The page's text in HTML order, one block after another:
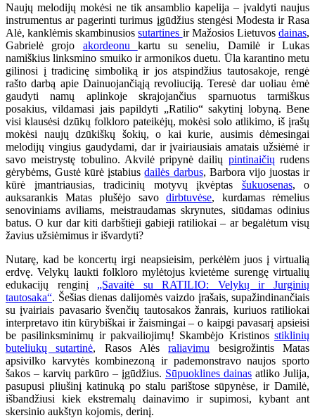
Naujų melodijų mokėsi ne tik ansamblio kapelija – įvaldyti naujus
instrumentus ar pagerinti turimus įgūdžius stengėsi Modesta ir Rasa
Alė, kanklėmis skambinusiossutartines ir Mažosios Lietuvosdainas,
Gabrielė grojo akordeonu kartu su seneliu, Damilė ir Lukas
namiškius linksmino smuiko ir armonikos duetu. Ūla karantino metu
gilinosi į tradicinę simboliką ir jos atspindžius tautosakoje, rengė
rašto darbą apie Dainuojančiąją revoliuciją. Teresė dar uoliau ėmė
gaudyti namų aplinkoje skrajojančius sparnuotus tarmiškus
posakius, vildamasi jais papildyti „Ratilio“ sakytinį lobyną. Bene
visi klausėsi dzūkų folkloro pateikėjų, mokėsi solo atlikimo, iš įrašų
mokėsi naujų dzūkiškų šokių, o kai kurie, ausimis dėmesingai
melodijų vingius gaudydami, dar ir įvairiausiais amatais užsiėmė ir
savo meistrystę tobulino. Akvilė pripynė dailių pintinaičių rudens
gėrybėms, Gustė kūrė įstabiusdailės darbus, Barbora vijo juostas ir
kūrė įmantriausias, tradicinių motyvų įkvėptas šukuosenas, o
auksarankis Matas plušėjo savo dirbtuvėse, kurdamas rėmelius
senoviniams aviliams, meistraudamas skrynutes, siūdamas odinius
batus. O kur dar kiti darbštieji gabieji ratiliokai – ar begalėtum visų
žavius užsiėmimus ir išvardyti?
Nutarę, kad be koncertų irgi neapsieisim, perkėlėm juos į virtualią
erdvę. Velykų laukti folkloro mylėtojus kvietėme surengę virtualių
edukacijų renginį „Savaitė su RATILIO: Velykų ir Jurginių
tautosaka“. Šešias dienas dalijomės vaizdo įrašais, supažindinančiais
su įvairiais pavasario švenčių tautosakos žanrais, kuriuos ratiliokai
interpretavo itin kūrybiškai ir žaismingai – o kaipgi pavasarį apsieisi
be pasilinksminimų ir pakvailiojimų! Skambėjo Kristinos stiklinių
buteliukų sutartinė, Rasos Alėsraliavimu besigrožintis Matas
apsivilko karvytės kombinezoną ir pademonstravo naujos sporto
šakos – karvių parkūro – įgūdžius. Sūpuoklines dainas atliko Julija,
pasupusi pliušinį katinuką po stalu parištose sūpynėse, ir Damilė,
išbandžiusi kiek ekstremalų dainavimo ir supimosi, kybant ant
skersinio aukštyn kojomis, derinį.